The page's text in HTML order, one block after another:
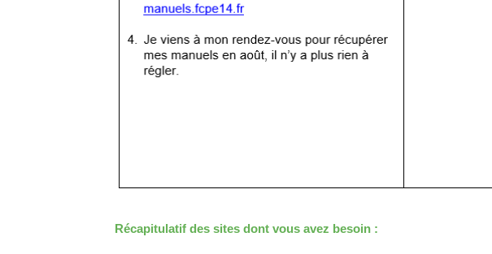
Récapitulatif des sites dont vous avez besoin :